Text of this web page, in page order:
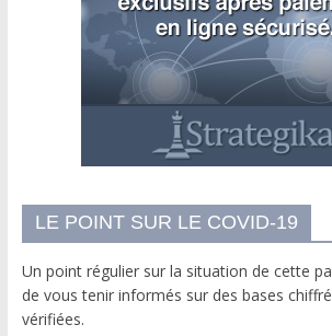
LE POINT SUR LE COVID-19
Un point régulier sur la situation de cette
de vous tenir informés sur des bases
vérifiées.